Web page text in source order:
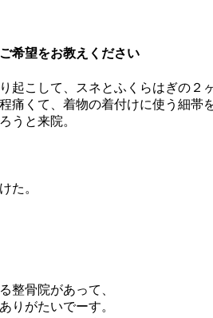
希望をお教えください
起こして、スネとふくらはぎの２
痛くて、着物の着付けに使う細帯
うと来院。
た。
整骨院があって、
りがたいでーす。